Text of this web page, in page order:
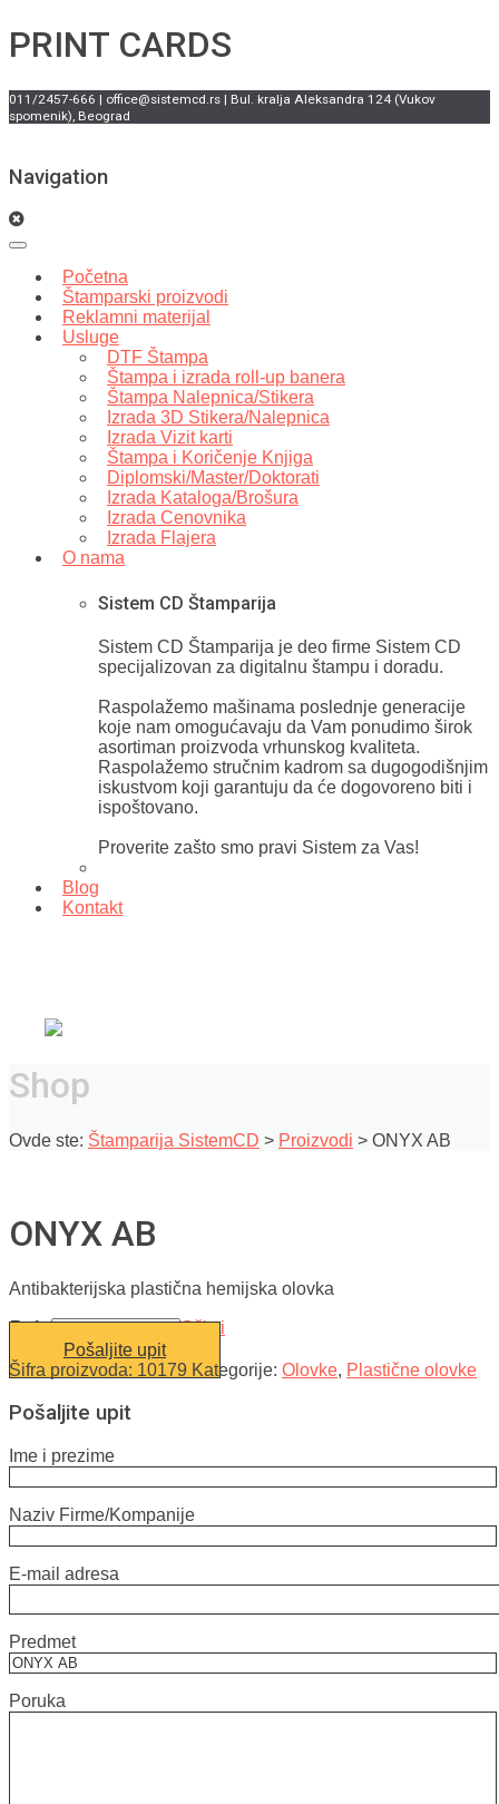
PRINT CARDS
011/2457-666 | office@sistemcd.rs | Bul. kralja Aleksandra 124 (Vukov
spomenik), Beograd
Navigation
Početna
Štamparski proizvodi
Reklamni materijal
Usluge
DTF Štampa
Štampa i izrada roll-up banera
Štampa Nalepnica/Stikera
Izrada 3D Stikera/Nalepnica
Izrada Vizit karti
Štampa i Koričenje Knjiga
Diplomski/Master/Doktorati
Izrada Kataloga/Brošura
Izrada Cenovnika
Izrada Flajera
O nama
Sistem CD Štamparija
Sistem CD Štamparija je deo firme Sistem CD
specijalizovan za digitalnu štampu i doradu.
Raspolažemo mašinama poslednje generacije
koje nam omogućavaju da Vam ponudimo širok
asortiman proizvoda vrhunskog kvaliteta.
Raspolažemo stručnim kadrom sa dugogodišnjim
iskustvom koji garantuju da će dogovoreno biti i
ispoštovano.
Proverite zašto smo pravi Sistem za Vas!
Blog
Kontakt
Shop
Ovde ste: Štamparija SistemCD > Proizvodi > ONYX AB
ONYX AB
Antibakterijska plastična hemijska olovka
Boja
Očisti
Pošaljite upit
Šifra proizvoda: 10179 Kategorije: Olovke, Plastične olovke
Pošaljite upit
Ime i prezime
Naziv Firme/Kompanije
E-mail adresa
Predmet
Poruka